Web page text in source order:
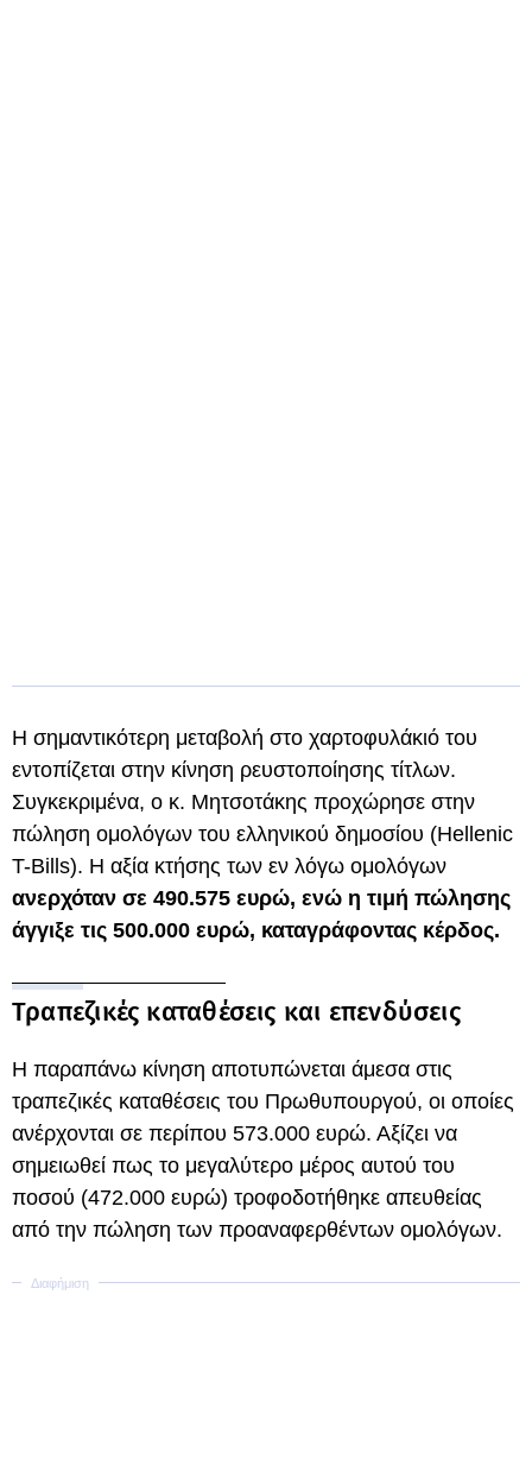
Η σημαντικότερη μεταβολή στο χαρτοφυλάκιό του
εντοπίζεται στην κίνηση ρευστοποίησης τίτλων.
Συγκεκριμένα, ο κ. Μητσοτάκης προχώρησε στην
πώληση ομολόγων του ελληνικού δημοσίου (Hellenic
T-Bills). Η αξία κτήσης των εν λόγω ομολόγων
ανερχόταν σε 490.575 ευρώ, ενώ η τιμή πώλησης
άγγιξε τις 500.000 ευρώ, καταγράφοντας κέρδος.
Τραπεζικές καταθέσεις και επενδύσεις
Η παραπάνω κίνηση αποτυπώνεται άμεσα στις
τραπεζικές καταθέσεις του Πρωθυπουργού, οι οποίες
ανέρχονται σε περίπου 573.000 ευρώ. Αξίζει να
σημειωθεί πως το μεγαλύτερο μέρος αυτού του
ποσού (472.000 ευρώ) τροφοδοτήθηκε απευθείας
από την πώληση των προαναφερθέντων ομολόγων.